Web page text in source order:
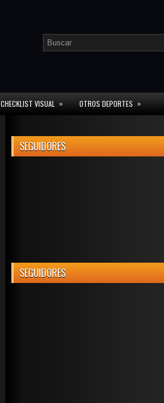
CHECKLIST VISUAL » OTROS DEPORTES »
SEGUIDORES
SEGUIDORES